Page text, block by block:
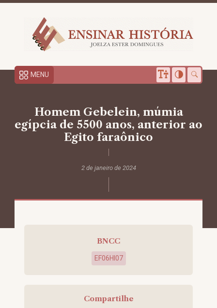
MENU
Homem Gebelein, múmia
egípcia de 5500 anos, anterior ao
Egito faraônico
2 de janeiro de 2024
BNCC
EF06HI07
Compartilhe